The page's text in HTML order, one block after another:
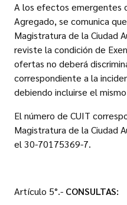
A los efectos emergentes
Agregado, se comunica
Magistratura de la Ciudad
reviste la condición de
ofertas no deberá
correspondiente a la
debiendo incluirse el
El número de CUIT
Magistratura de la Ciudad
el 30-70175369-7.
Artículo 5°.- CONSULTAS: